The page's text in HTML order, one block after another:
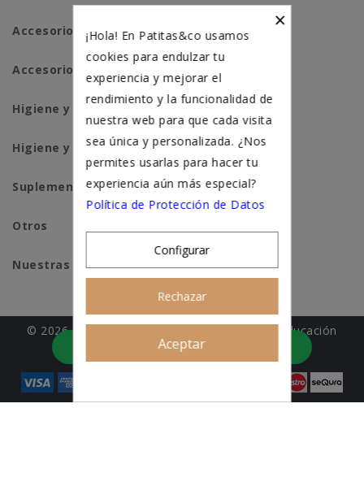
Accesorios perros
Accesorios para gatos
Higiene y salud perros
Higiene y salud gatos
Suplementación natural
Otros
Nuestras tiendas
© 2026 - Patitas&co, Alimentación natural y educación
amable
Asesoramiento personalizado
×
¡Hola! En Patitas&co usamos
cookies para endulzar tu
experiencia y mejorar el
rendimiento y la funcionalidad de
nuestra web para que cada visita
sea única y personalizada. ¿Nos
permites usarlas para hacer tu
experiencia aún más especial?
Política de Protección de Datos
Configurar
Rechazar
Aceptar